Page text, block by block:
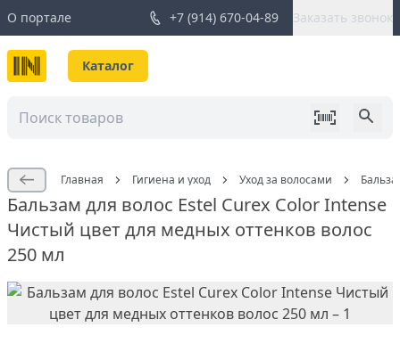
О портале +7 (914) 670-04-89 Заказать звонок
Каталог
Главная Гигиена и уход Уход за волосами
Бальзам для волос Estel Curex Color Intense
Чистый цвет для медных оттенков волос
250 мл